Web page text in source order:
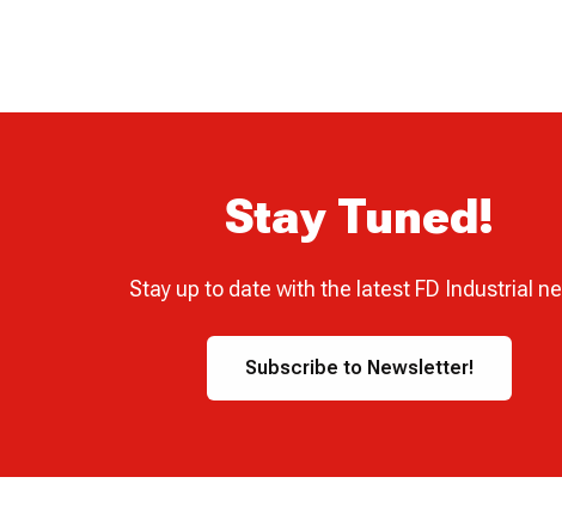
Stay Tuned!
Stay up to date with the latest FD Industrial
Subscribe to Newsletter!